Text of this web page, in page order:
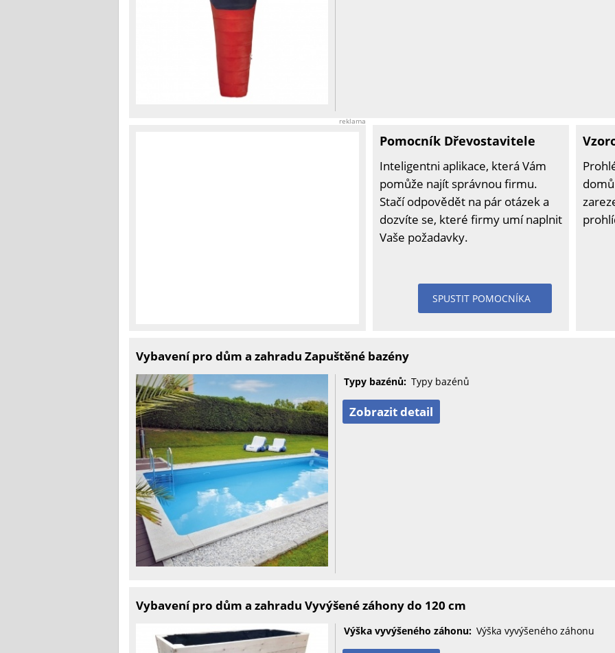
reklama
Pomocník Dřevostavitele
Inteligentni aplikace, která Vám
pomůže najít správnou firmu.
Stačí odpovědět na pár otázek a
dozvíte se, které firmy umí naplnit
Vaše požadavky.
SPUSTIT POMOCNÍKA
Vybavení pro dům a zahradu Zapuštěné bazény
Typy bazénů: Typy bazénů
Zobrazit detail
Vybavení pro dům a zahradu Vyvýšené záhony do 120 cm
Výška vyvýšeného záhonu: Výška vyvýšeného záhonu